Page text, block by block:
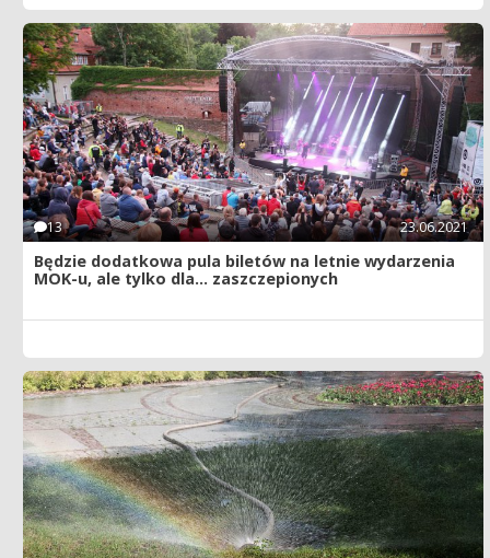
13 23.06.2021
Będzie dodatkowa pula biletów na letnie wydarzenia
MOK-u, ale tylko dla... zaszczepionych